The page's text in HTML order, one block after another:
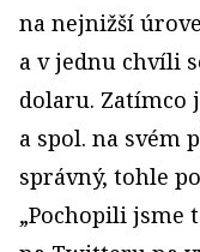
na nejnižší
a v jednu chvíli
dolaru. Zatímco
a spol. na svém
správný, tohle
„Pochopili jsme